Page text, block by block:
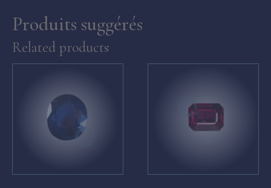
Produits suggérés
Related products